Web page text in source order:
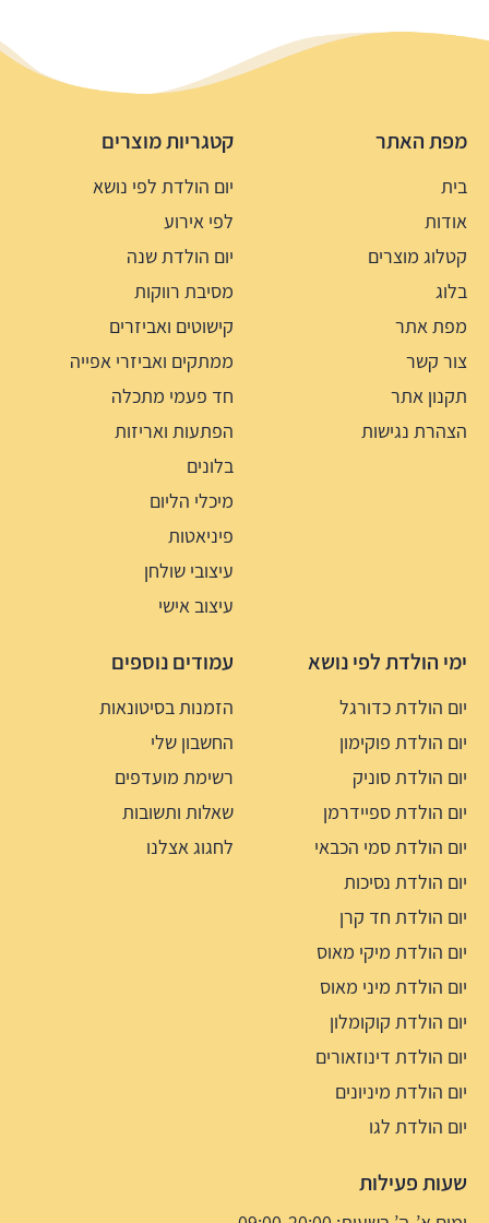
מפת האתר
בית
אודות
קטלוג מוצרים
בלוג
מפת אתר
צור קשר
תקנון אתר
הצהרת נגישות
קטגריות מוצרים
יום הולדת לפי נושא
לפי אירוע
יום הולדת שנה
מסיבת רווקות
קישוטים ואביזרים
ממתקים ואביזרי אפייה
חד פעמי מתכלה
הפתעות ואריזות
בלונים
מיכלי הליום
פיניאטות
עיצובי שולחן
עיצוב אישי
ימי הולדת לפי נושא
יום הולדת כדורגל
יום הולדת פוקימון
יום הולדת סוניק
יום הולדת ספיידרמן
יום הולדת סמי הכבאי
יום הולדת נסיכות
יום הולדת חד קרן
יום הולדת מיקי מאוס
יום הולדת מיני מאוס
יום הולדת קוקומלון
יום הולדת דינוזאורים
יום הולדת מיניונים
יום הולדת לגו
עמודים נוספים
הזמנות בסיטונאות
החשבון שלי
רשימת מועדפים
שאלות ותשובות
לחגוג אצלנו
שעות פעילות